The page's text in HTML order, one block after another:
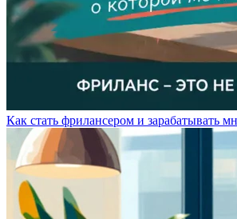
Как стать фрилансером и зарабатывать